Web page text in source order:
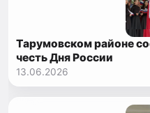
Тарумовском районе
честь Дня России
13.06.2026